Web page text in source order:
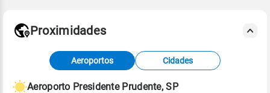
Fonte: dados combinados de estações
meteorológicas e satélite do Centro de Previsão
de Tempo e Estudos Climáticos (CPTEC).
Proximidades
Aeroportos Cidades
Aeroporto Presidente Prudente, SP